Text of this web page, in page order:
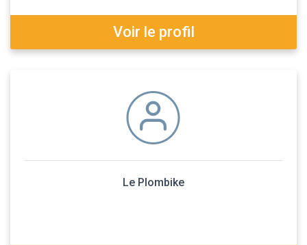
Voir le profil
Le Plombike